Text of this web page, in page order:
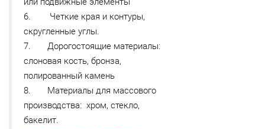
6. Четкие края и контуры,
скругленные углы.
7. Дорогостоящие материалы:
слоновая кость, бронза,
полированный камень
8. Материалы для массового
производства: хром, стекло,
бакелит.